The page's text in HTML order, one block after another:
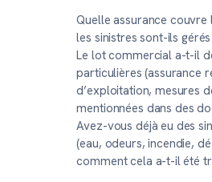
Quelle assurance
les sinistres sont-ils gérés
Le lot commercial a-t-il
particulières (assurance
d’exploitation, mesures
mentionnées dans des
Avez-vous déjà eu des
(eau, odeurs, incendie,
comment cela a-t-il été